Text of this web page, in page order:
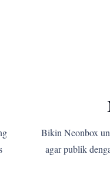
Bikin Neonbox
agar publik